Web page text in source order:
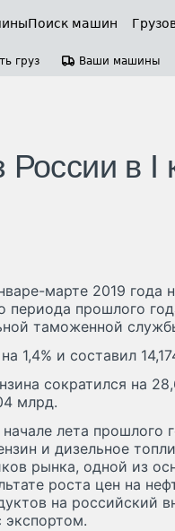
Поиск машин
груз Ваши машины
в I
марте 2019 года
периода прошлого
таможенной
1,4% и составил
сократился на
млрд.
лета прошлого
и дизельное
рынка, одной из
роста цен на
на российский